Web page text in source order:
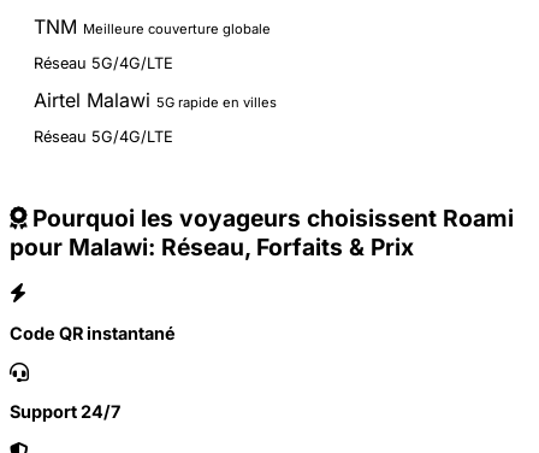
TNM Meilleure couverture globale
Réseau 5G/4G/LTE
Airtel Malawi 5G rapide en villes
Réseau 5G/4G/LTE
Pourquoi les voyageurs choisissent Roami
pour Malawi: Réseau, Forfaits & Prix
Code QR instantané
Support 24/7